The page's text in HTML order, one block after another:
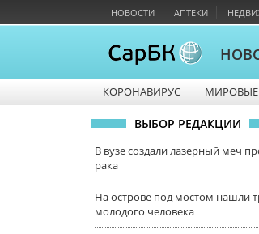
НОВОСТИ АПТЕКИ
КОРОНАВИРУС
МИРОВЫЕ
ВЫБОР РЕДАКЦИИ
В вузе создали лазерный меч
рака
На острове под мостом нашли
молодого человека